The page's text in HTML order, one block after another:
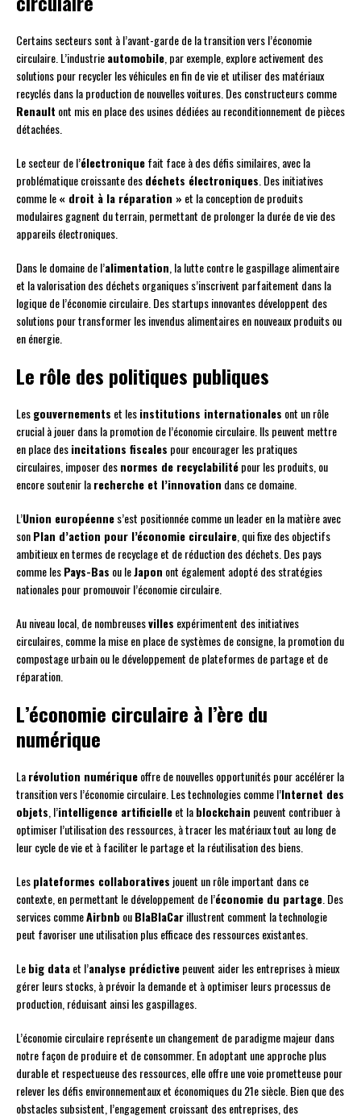
Certains secteurs sont à l’avant-garde de la transition vers l’économie
circulaire. L’industrieautomobile, par exemple, explore activement des
solutions pour recycler les véhicules en fin de vie et utiliser des matériaux
recyclés dans la production de nouvelles voitures. Des constructeurs comme
Renault ont mis en place des usines dédiées au reconditionnement de pièces
détachées.
Le secteur de l’électroniquefait face à des défis similaires, avec la
problématique croissante desdéchets électroniques. Des initiatives
comme le« droit à la réparation » et la conception de produits
modulaires gagnent du terrain, permettant de prolonger la durée de vie des
appareils électroniques.
Dans le domaine de l’alimentation, la lutte contre le gaspillage alimentaire
et la valorisation des déchets organiques s’inscrivent parfaitement dans la
logique de l’économie circulaire. Des startups innovantes développent des
solutions pour transformer les invendus alimentaires en nouveaux produits ou
en énergie.
Le rôle des politiques publiques
Lesgouvernements et lesinstitutions internationales ont un rôle
crucial à jouer dans la promotion de l’économie circulaire. Ils peuvent mettre
en place desincitations fiscales pour encourager les pratiques
circulaires, imposer desnormes de recyclabilitépour les produits, ou
encore soutenir larecherche et l’innovation dans ce domaine.
L’Union européennes’est positionnée comme un leader en la matière avec
sonPlan d’action pour l’économie circulaire, qui fixe des objectifs
ambitieux en termes de recyclage et de réduction des déchets. Des pays
comme lesPays-Bas ou leJapon ont également adopté des stratégies
nationales pour promouvoir l’économie circulaire.
Au niveau local, de nombreusesvilles expérimentent des initiatives
circulaires, comme la mise en place de systèmes de consigne, la promotion du
compostage urbain ou le développement de plateformes de partage et de
réparation.
L’économie circulaire à l’ère du
numérique
Larévolution numériqueoffre de nouvelles opportunités pour accélérer la
transition vers l’économie circulaire. Les technologies comme l’Internet des
objets, l’intelligence artificielleet lablockchain peuvent contribuer à
optimiser l’utilisation des ressources, à tracer les matériaux tout au long de
leur cycle de vie et à faciliter le partage et la réutilisation des biens.
Lesplateformes collaboratives jouent un rôle important dans ce
contexte, en permettant le développement de l’économie du partage. Des
services commeAirbnb ouBlaBlaCarillustrent comment la technologie
peut favoriser une utilisation plus efficace des ressources existantes.
Lebig dataet l’analyse prédictivepeuvent aider les entreprises à mieux
gérer leurs stocks, à prévoir la demande et à optimiser leurs processus de
production, réduisant ainsi les gaspillages.
L’économie circulaire représente un changement de paradigme majeur dans
notre façon de produire et de consommer. En adoptant une approche plus
durable et respectueuse des ressources, elle offre une voie prometteuse pour
relever les défis environnementaux et économiques du 21e siècle. Bien que des
obstacles subsistent, l’engagement croissant des entreprises, des